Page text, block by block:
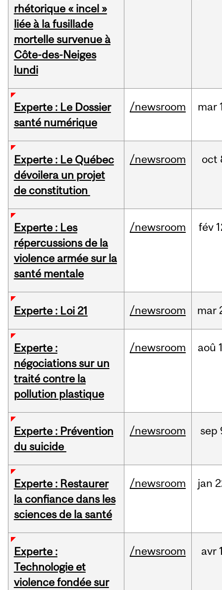
rhétorique « incel »
liée à la fusillade
mortelle survenue à
Côte-des-Neiges
lundi
Experte : Le Dossier
santé numérique
/newsroom mar
Experte : Le Québec
dévoilera un projet
de constitution
/newsroom oct
Experte : Les
répercussions de la
violence armée sur la
santé mentale
/newsroom fév
Experte : Loi 21 /newsroom mar
Experte :
négociations sur un
traité contre la
pollution plastique
/newsroom aoû
Experte : Prévention
du suicide
/newsroom sep
Experte : Restaurer
la confiance dans les
sciences de la santé
/newsroom jan
Experte :
Technologie et
violence fondée sur
/newsroom avr